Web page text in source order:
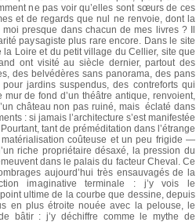
ne pas voir qu’elles sont sœurs de ces
et de regards que nul ne renvoie, dont la
presque dans chacun de mes livres ? Il
paysagiste plus rare encore. Dans le site
la Loire et du petit village du Cellier, site que
ont visité au siècle dernier, partout des
des belvédères sans panorama, des pans
jardins suspendus, des contreforts qui
de fond d’un théâtre antique, renvoient,
château non pas ruiné, mais éclaté dans
: si jamais l’architecture s’est manifestée
Pourtant, tant de préméditation dans l’étrange
coûteuse et un peu frigide —
riche propriétaire désaxé, la pression du
dans le palais du facteur Cheval. Ce
aujourd’hui très ensauvagés de la
imaginative terminale : j’y vois le
ultime de la courbe que dessine, depuis
en plus étroite nouée avec la pelouse, le
bâtir : j’y déchiffre comme le mythe de